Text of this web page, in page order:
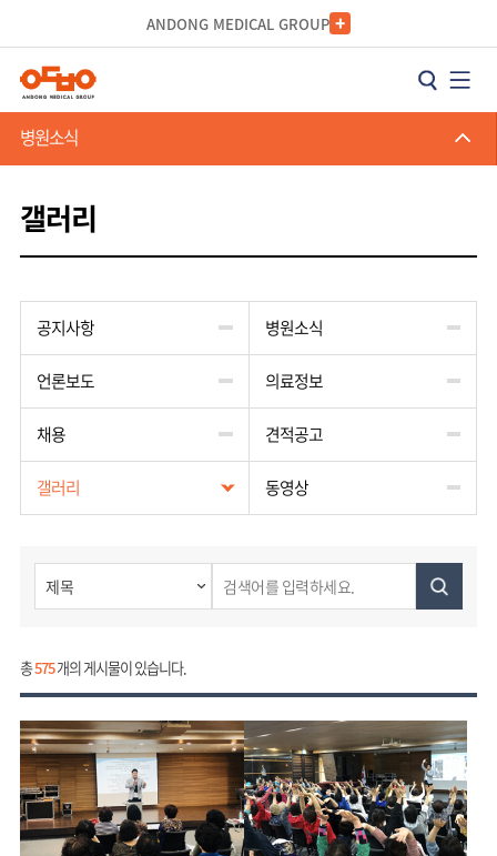
ANDONG MEDICAL GROUP
병원소식
갤러리
공지사항 병원소식
언론보도 의료정보
채용 견적공고
갤러리 동영상
총575개의 게시물이 있습니다.